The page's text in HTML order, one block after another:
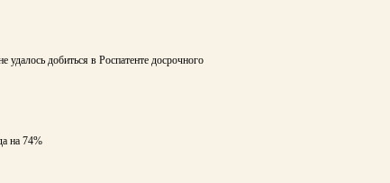
удалось добиться в Роспатенте досрочного
на 74%